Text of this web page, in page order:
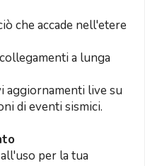
che accade nell'etere
a lunga
aggiornamenti live su
di eventi sismici.
per la tua